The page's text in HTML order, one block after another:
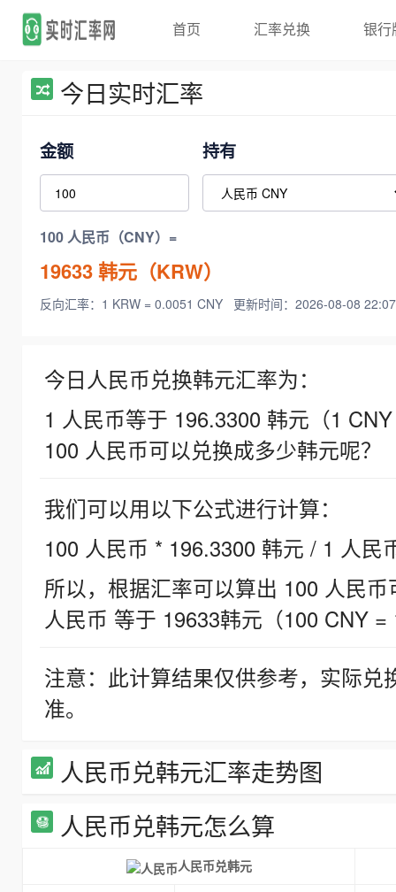
首页 汇率兑换 银行
今日实时汇率
金额 持有
100 人民币（CNY）=
19633韩元（KRW）
反向汇率：1 KRW = 0.0051 CNY 更新时间：2026-08-08
今日人民币兑换韩元汇率为：
1 人民币等于 196.3300 韩元（1
100 人民币可以兑换成多少韩元呢？
我们可以用以下公式进行计算：
100 人民币 * 196.3300 韩元 / 1 人民
所以，根据汇率可以算出 100 人民
人民币 等于 19633韩元（100 CNY =
注意：此计算结果仅供参考，实际
准。
人民币兑韩元汇率走势图
人民币兑韩元怎么算
人民币兑韩元